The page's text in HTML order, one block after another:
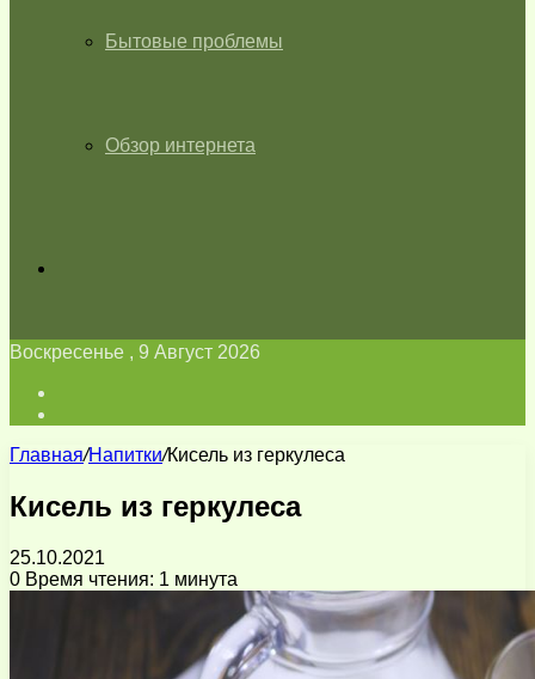
Бытовые проблемы
Обзор интернета
Воскресенье , 9 Август 2026
Главная/Напитки/Кисель из геркулеса
Кисель из геркулеса
25.10.2021
0 Время чтения: 1 минута